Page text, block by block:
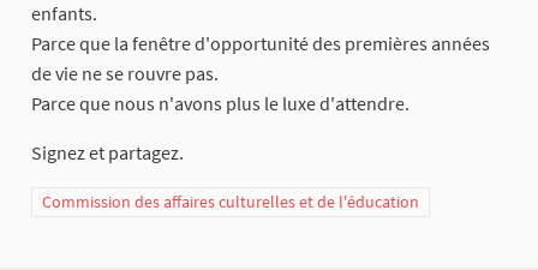
enfants.
Parce que la fenêtre d'opportunité des premières années
de vie ne se rouvre pas.
Parce que nous n'avons plus le luxe d'attendre.
Signez et partagez.
Commission des affaires culturelles et de l'éducation